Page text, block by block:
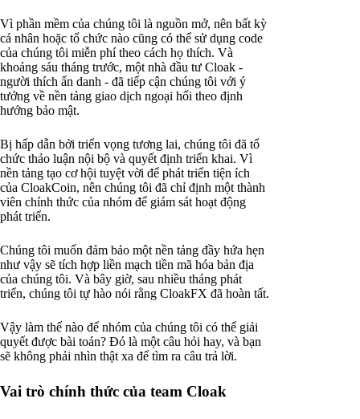
Vì phần mềm của chúng tôi là nguồn mở, nên bất kỳ
cá nhân hoặc tổ chức nào cũng có thể sử dụng code
của chúng tôi miễn phí theo cách họ thích. Và
khoảng sáu tháng trước, một nhà đầu tư Cloak -
người thích ẩn danh - đã tiếp cận chúng tôi với ý
tưởng về nền tảng giao dịch ngoại hối theo định
hướng bảo mật.
Bị hấp dẫn bởi triển vọng tương lai, chúng tôi đã tổ
chức thảo luận nội bộ và quyết định triển khai. Vì
nền tảng tạo cơ hội tuyệt vời để phát triển tiện ích
của CloakCoin, nên chúng tôi đã chỉ định một thành
viên chính thức của nhóm để giám sát hoạt động
phát triển.
Chúng tôi muốn đảm bảo một nền tảng đầy hứa hẹn
như vậy sẽ tích hợp liền mạch tiền mã hóa bản địa
của chúng tôi. Và bây giờ, sau nhiều tháng phát
triển, chúng tôi tự hào nói rằng CloakFX đã hoàn tất.
Vậy làm thế nào để nhóm của chúng tôi có thể giải
quyết được bài toán? Đó là một câu hỏi hay, và bạn
sẽ không phải nhìn thật xa để tìm ra câu trả lời.
Vai trò chính thức của team Cloak